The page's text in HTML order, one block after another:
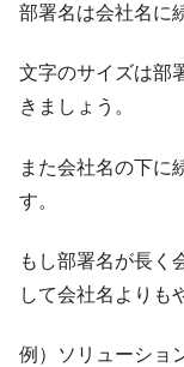
部署名は会社名に
文字のサイズは部
きましょう。
また会社名の下に
す。
もし部署名が長く
して会社名よりも
例）ソリューショ